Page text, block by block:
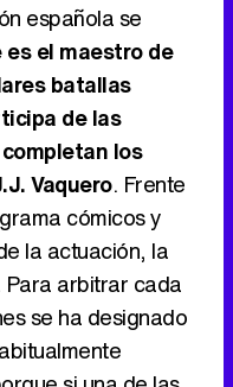
española se
es el maestro de
batallas
de las
los
Vaquero. Frente
cómicos y
la actuación, la
Para arbitrar cada
se ha designado